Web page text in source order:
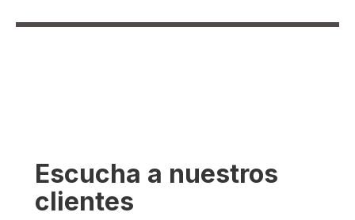
Escucha a nuestros
clientes